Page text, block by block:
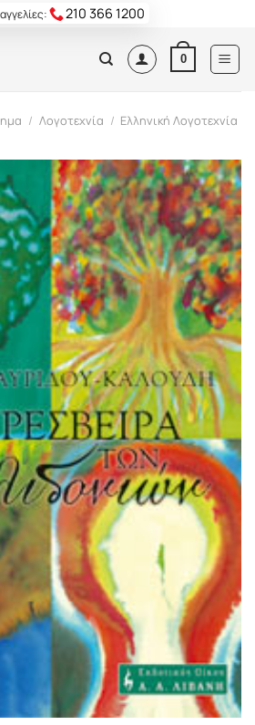
210 366 1200
0
/ Λογοτεχνία / Ελληνική Λογοτεχνία